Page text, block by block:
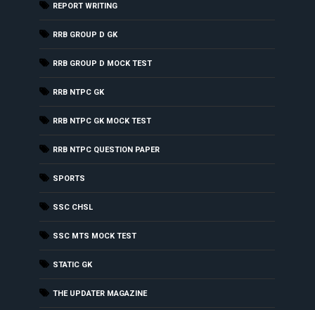
REPORT WRITING
RRB GROUP D GK
RRB GROUP D MOCK TEST
RRB NTPC GK
RRB NTPC GK MOCK TEST
RRB NTPC QUESTION PAPER
SPORTS
SSC CHSL
SSC MTS MOCK TEST
STATIC GK
THE UPDATER MAGAZINE